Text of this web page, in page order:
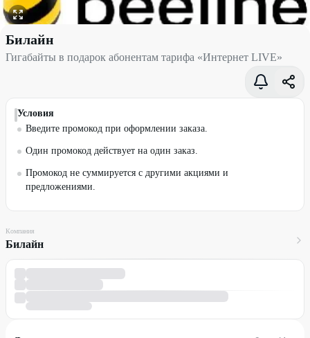
Гигабайты в подарок абонентам тарифа «Интернет LIVE» со
Билайн
Гигабайты в подарок абонентам тарифа «Интернет LIVE»
Условия
Введите промокод при оформлении заказа.
Один промокод действует на один заказ.
Промокод не суммируется с другими акциями и
предложениями.
Компания
Билайн